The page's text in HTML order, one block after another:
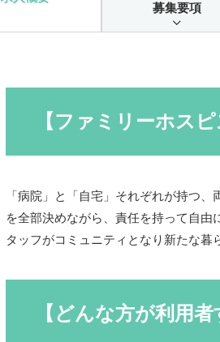
募集要項
【ファミリーホスピ
「病院」と「自宅」それぞれが持つ
を全部決めながら、責任を持って自
タッフがコミュニティとなり新たな暮
【どんな方が利用者